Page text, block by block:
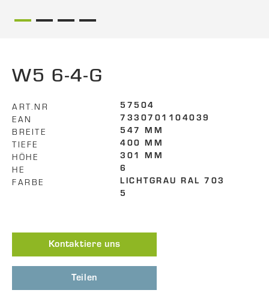
W5 6-4-G
ART.NR 57504
EAN 7330701104039
BREITE 547 MM
TIEFE 400 MM
HÖHE 301 MM
HE 6
FARBE
LICHTGRAU RAL 703
5
Kontaktiere uns
Teilen